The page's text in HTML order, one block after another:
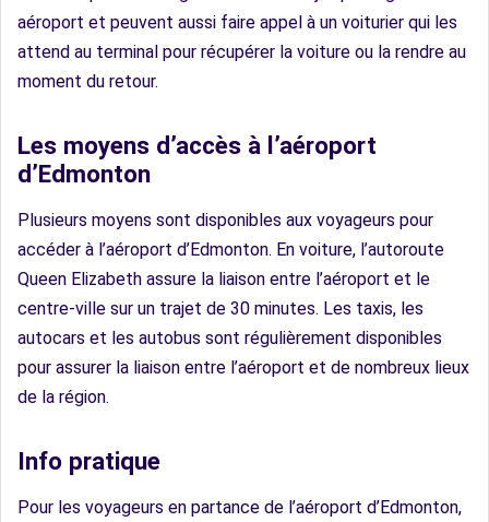
aéroport et peuvent aussi faire appel à un voiturier qui les
attend au terminal pour récupérer la voiture ou la rendre au
moment du retour.
Les moyens d’accès à l’aéroport
d’Edmonton
Plusieurs moyens sont disponibles aux voyageurs pour
accéder à l’aéroport d’Edmonton. En voiture, l’autoroute
Queen Elizabeth assure la liaison entre l’aéroport et le
centre-ville sur un trajet de 30 minutes. Les taxis, les
autocars et les autobus sont régulièrement disponibles
pour assurer la liaison entre l’aéroport et de nombreux lieux
de la région.
Info pratique
Pour les voyageurs en partance de l’aéroport d’Edmonton,